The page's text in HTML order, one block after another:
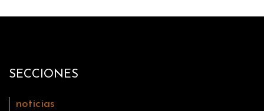
SECCIONES
noticias